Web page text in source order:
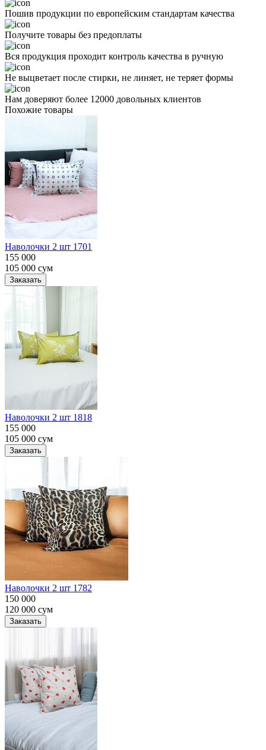
Пошив продукции по европейским стандартам качества
Получите товары без предоплаты
Вся продукция проходит контроль качества в ручную
Не выцветает после стирки, не линяет, не теряет формы
Нам доверяют более 12000 довольных клиентов
Похожие товары
Наволочки 2 шт 1701
155 000
105 000 сум
Заказать
Наволочки 2 шт 1818
155 000
105 000 сум
Заказать
Наволочки 2 шт 1782
150 000
120 000 сум
Заказать